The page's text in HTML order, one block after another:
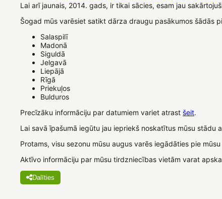
Lai arī jaunais, 2014. gads, ir tikai sācies, esam jau
Šogad mūs varēsiet satikt dārza draugu pasākumos šādās
Salaspilī
Madonā
Siguldā
Jelgavā
Liepājā
Rīgā
Priekuļos
Bulduros
Precīzāku informāciju par datumiem variet atrast šeit.
Lai savā īpašumā iegūtu jau iepriekš noskatītus mūsu
Protams, visu sezonu mūsu augus varēs iegādāties pie
Aktīvo informāciju par mūsu tirdzniecības vietām varat
Dalīties